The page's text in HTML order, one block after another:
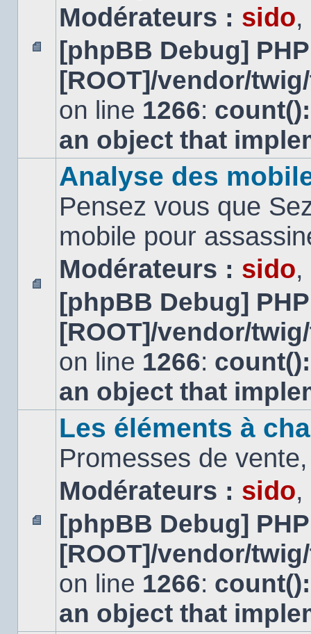
Aucun
message
non
Modérateurs : sido,
[phpBB Debug]
[ROOT]/vendor/
on line 1266:
an object that
Aucun
message
non
Analyse des
Pensez vous que
mobile pour
Modérateurs : sido,
[phpBB Debug]
[ROOT]/vendor/
on line 1266:
an object that
Aucun
message
non
Les éléments à
Promesses de
Modérateurs : sido,
[phpBB Debug]
[ROOT]/vendor/
on line 1266:
an object that